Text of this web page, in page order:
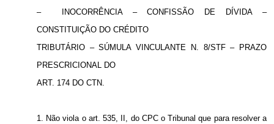
–
INOCORRÊNCIA – CONFISSÃO DE DÍVIDA –
CONSTITUIÇÃO DO CRÉDITO
TRIBUTÁRIO – SÚMULA VINCULANTE N. 8/STF – PRAZO
PRESCRICIONAL DO
ART. 174 DO CTN.
1. Não viola o art. 535, II, do CPC o Tribunal que para resolver a